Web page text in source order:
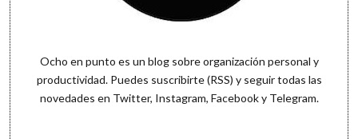
Ocho en punto es un blog sobre organización personal y
productividad. Puedes suscribirte (RSS) y seguir todas las
novedades en Twitter, Instagram, Facebooky Telegram.